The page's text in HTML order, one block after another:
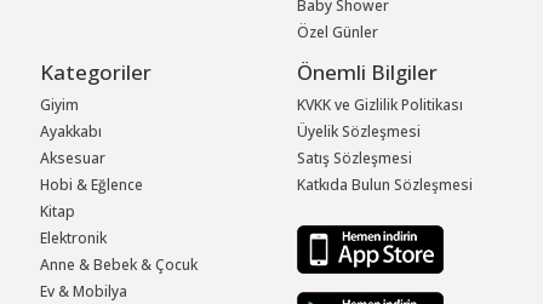
Baby Shower
Özel Günler
Kategoriler
Giyim
Ayakkabı
Aksesuar
Hobi & Eğlence
Kitap
Elektronik
Anne & Bebek & Çocuk
Ev & Mobilya
Önemli Bilgiler
KVKK ve Gizlilik Politikası
Üyelik Sözleşmesi
Satış Sözleşmesi
Katkıda Bulun Sözleşmesi